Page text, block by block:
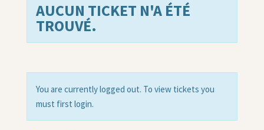
AUCUN TICKET N'A ÉTÉ
TROUVÉ.
You are currently logged out. To view tickets you
must first login.